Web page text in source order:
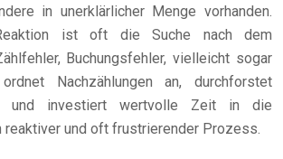
in unerklärlicher Menge vorhanden.
ist oft die Suche nach dem
Buchungsfehler, vielleicht sogar
Nachzählungen an, durchforstet
und investiert wertvolle Zeit in die
reaktiver und oft frustrierender Prozess.